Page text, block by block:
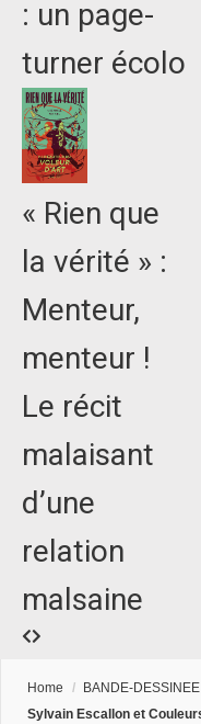
: un page-
turner écolo
« Rien que
la vérité » :
Menteur,
menteur !
Le récit
malaisant
d’une
relation
malsaine
Home / BANDE-DESSINEE
Sylvain Escallon et